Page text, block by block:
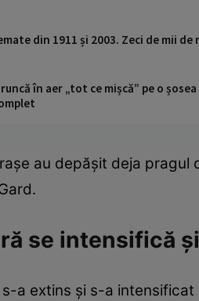
din 1911 și 2003. Zeci de mii
în aer „tot ce mișcă” pe o
au depăşit deja pragul
se intensifică
a extins şi s-a